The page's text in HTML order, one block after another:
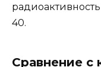
40.
Сравнение с